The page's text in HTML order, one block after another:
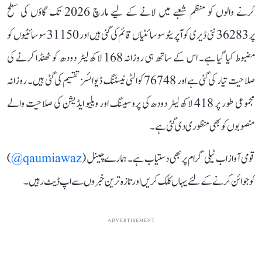
کرنے والوں کو منظم شعبے میں لانے کے لیے مارچ 2026 تک گاؤں کی سطح
پر 36283 نئی ڈیری کوآپریٹو سوسائٹیاں قائم کی گئی ہیں اور 31150 سوسائٹیوں کو
مضبوط کیا گیا ہے۔ اس کے ساتھ ہی روزانہ 168 لاکھ لیٹر دودھ کو ٹھنڈا کرنے کی
صلاحیت تیار کی گئی ہے اور 76748 کوالٹی ٹیسٹنگ ڈیوائسز تقسیم کی گئی ہیں۔ روزانہ
مجموعی طور پر 418 لاکھ لیٹر دودھ کی پروسیسنگ اور ویلیو ایڈیشن کی صلاحیت والے
منصوبوں کو بھی منظوری دی گئی ہے۔
قومی آواز اب ٹیلی گرام پر بھی دستیاب ہے۔ ہمارے چینل (qaumiawaz@
)
کو جوائن کرنے کے لئے یہاں کلک کریں اور تازہ ترین خبروں سے اپ ڈیٹ رہیں۔
ADVERTISEMENT